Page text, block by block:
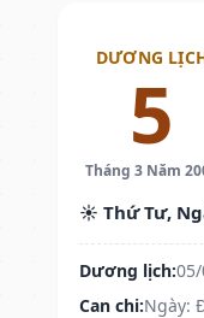
DƯƠNG
5
Tháng 3 Năm
☀️ Thứ Tư,
Dương lịch:
Can chi:Ngày: